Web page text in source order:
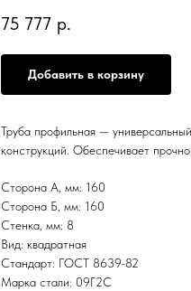
75 777 р.
Добавить в корзину
Труба профильная —
конструкций. Обеспечивает
Сторона А, мм: 160
Сторона Б, мм: 160
Стенка, мм: 8
Вид: квадратная
Стандарт: ГОСТ 8639-82
Марка стали: 09Г2С